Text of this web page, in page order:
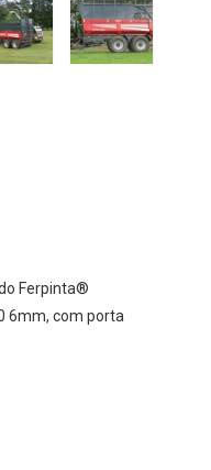
Ferpinta®
6mm, com porta